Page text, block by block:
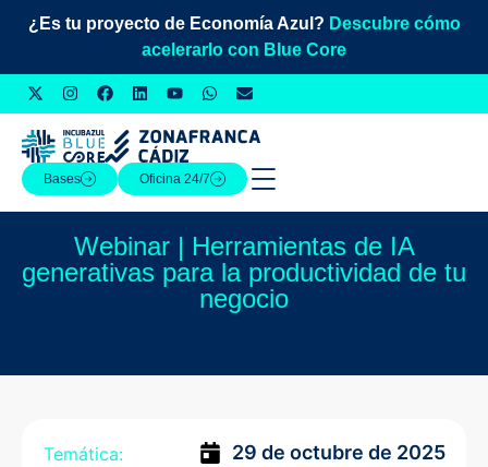
¿Es tu proyecto de Economía Azul? Descubre cómo
acelerarlo con Blue Core
Bases Oficina 24/7
Webinar | Herramientas de IA
generativas para la productividad de tu
negocio
29 de octubre de 2025
Temática: